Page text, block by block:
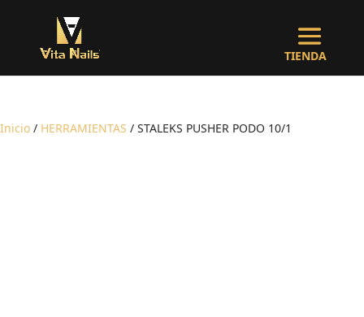
Inicio / HERRAMIENTAS / STALEKS PUSHER PODO 10/1